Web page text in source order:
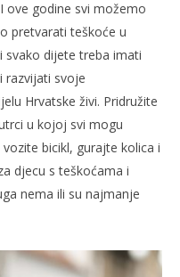
ove godine svi možemo
pretvarati teškoće u
svako dijete treba imati
razvijati svoje
Hrvatske živi. Pridružite
u kojoj svi mogu
bicikl, gurajte kolica i
djecu s teškoćama i
nema ili su najmanje